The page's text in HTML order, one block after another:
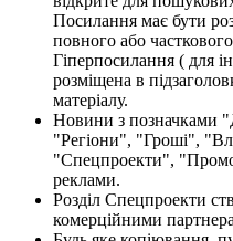
Посилання має бути
повного або
Гіперпосилання ( для
розміщена в
матеріалу.
Новини з позначками
"Регіони", "Гроші",
"Спецпроекти",
реклами.
Розділ Спецпроекти
комерційними